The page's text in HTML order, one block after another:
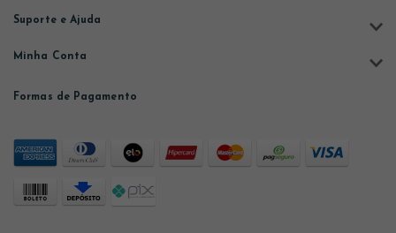
Suporte e Ajuda
Minha Conta
Formas de Pagamento